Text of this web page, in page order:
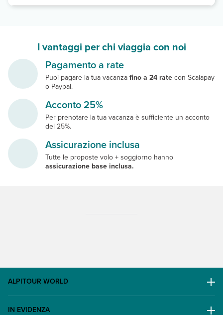
I vantaggi per chi viaggia con noi
Pagamento a rate
Puoi pagare la tua vacanzafino a 24 ratecon Scalapay
o Paypal.
Acconto 25%
Per prenotare la tua vacanza è sufficiente un acconto
del 25%.
Assicurazione inclusa
Tutte le proposte volo + soggiorno hanno
assicurazione base inclusa.
ALPITOUR WORLD
AWARD
IN EVIDENZA